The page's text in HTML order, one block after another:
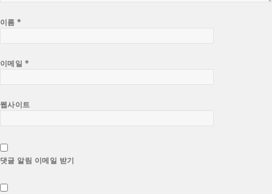
이름*
이메일 *
웹사이트
댓글 알림 이메일 받기